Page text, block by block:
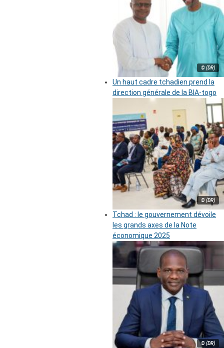
© (DR)
Un haut cadre tchadien prend la
direction générale de la BIA-togo
© (DR)
Tchad : le gouvernement dévoile
les grands axes de la Note
économique 2025
© (DR)